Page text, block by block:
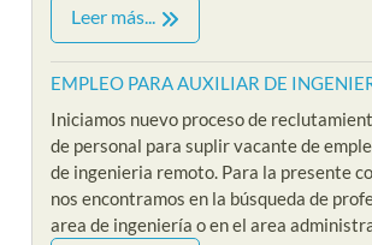
Leer más...
EMPLEO PARA AUXILIAR DE
Iniciamos nuevo proceso de
de personal para suplir vacante de
de ingenieria remoto. Para la presente
nos encontramos en la búsqueda de
area de ingeniería o en el area